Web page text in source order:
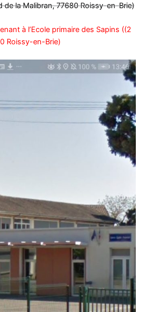
de la Malibran, 77680 Roissy-en-Brie)
à l’Ecole primaire des Sapins ((2
Roissy-en-Brie)